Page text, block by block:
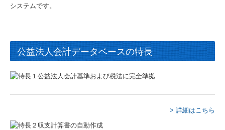
プライバシーポリシー
システムです。
公益法人会計データベースの特長
> 詳細はこちら